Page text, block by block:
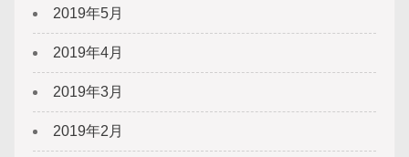
2019年5月
2019年4月
2019年3月
2019年2月